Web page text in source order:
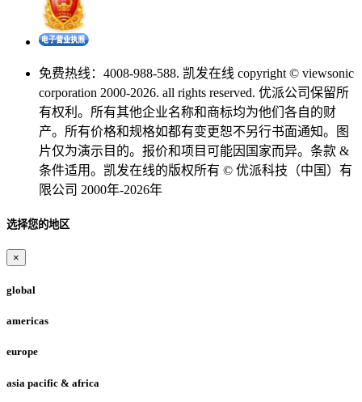
免费热线：4008-988-588. 凯发在线 copyright © viewsonic
corporation 2000-2026. all rights reserved. 优派公司保留所
有权利。所有其他企业名称和商标均为他们各自的财
产。所有价格和规格如都有变更恕不另行书面通知。图
片仅为演示目的。报价和项目可能因国家而异。条款 &
条件适用。凯发在线的版权所有 © 优派科技（中国）有
限公司 2000年-2026年
选择您的地区
×
global
americas
europe
asia pacific & africa